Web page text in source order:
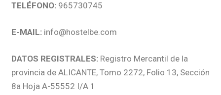
TELÉFONO: 965730745
E-MAIL: info@hostelbe.com
DATOS REGISTRALES: Registro Mercantil de la
provincia de ALICANTE, Tomo 2272, Folio 13, Sección
8a Hoja A-55552 I/A 1